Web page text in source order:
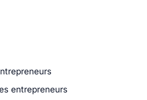
entrepreneurs